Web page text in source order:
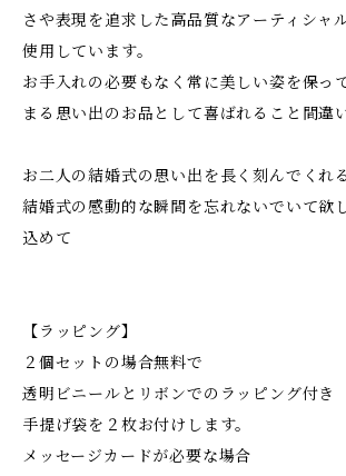
さや表現を追求した高品質なアーティシャ
使用しています。
お手入れの必要もなく常に美しい姿を保っ
まる思い出のお品として喜ばれること間違
お二人の結婚式の思い出を長く刻んでくれ
結婚式の感動的な瞬間を忘れないでいて欲
込めて
【ラッピング】
２個セットの場合無料で
透明ビニールとリボンでのラッピング付き
手提げ袋を２枚お付けします。
メッセージカードが必要な場合